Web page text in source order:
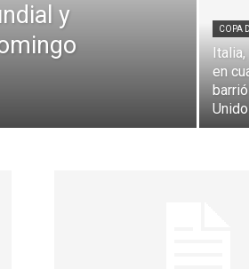
y
COPA
en